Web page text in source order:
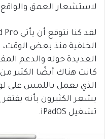
لاستشعار العمق والواقع
الخلفية منذ بعض الوقت،
كانت هناك أيضًا الكثير
الذي يعمل باللمس على
يشعر الكثيرون بأنه
تشغيل iPadOS.